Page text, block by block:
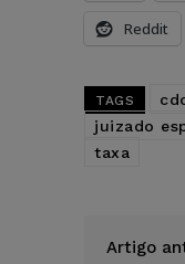
Reddit
TAGS
juizado
taxa
Artigo